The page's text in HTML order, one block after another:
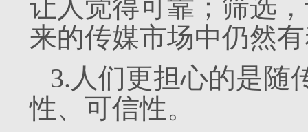
让人觉得可靠；筛选
来的传媒市场中仍然
3.人们更担心的是随
性、可信性。